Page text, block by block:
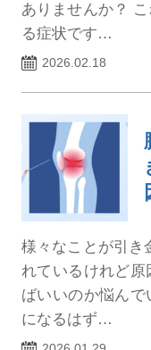
ありませんか？
る症状です…
2026.02.18
様々なことが引き
れているけれど
ばいいのか悩ん
になるはず…